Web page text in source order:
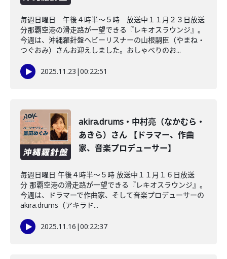
毎週日曜日 午後４時半～５時 放送中１１月２３日放送
分那覇空港の滑走路が一望できる『レキオスラウンジ』。
今週は、沖縄羅針盤ヘビーリスナーの山根嗣臣（やまね・
つぐおみ）さんお迎えしました。おしゃべりのお...
2025.11.23 |00:22:51
akira.drums・中村亮（なかむら・
あきら）さん 【ドラマー、作曲
家、音楽プロデューサー】
毎週日曜日 午後４時半～５時 放送中１１月１６日放送
分 那覇空港の滑走路が一望できる『レキオスラウンジ』。
今週は、ドラマーで作曲家、そして音楽プロデューサーの
akira.drums（アキラド...
2025.11.16 |00:22:37